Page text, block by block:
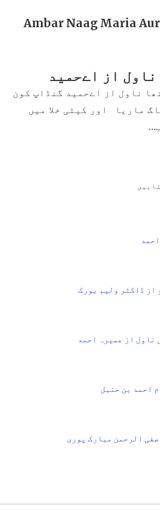
Ambar Naag Maria
از اےحمید
ناول از اےحمید گنڈاپ کون
ماریا اور کیٹی خلا میں
از ڈاکٹر ولیم بورک
ناول از عمیرہ احمد
احمد بن حنبل
الرحمن مبارک پوری